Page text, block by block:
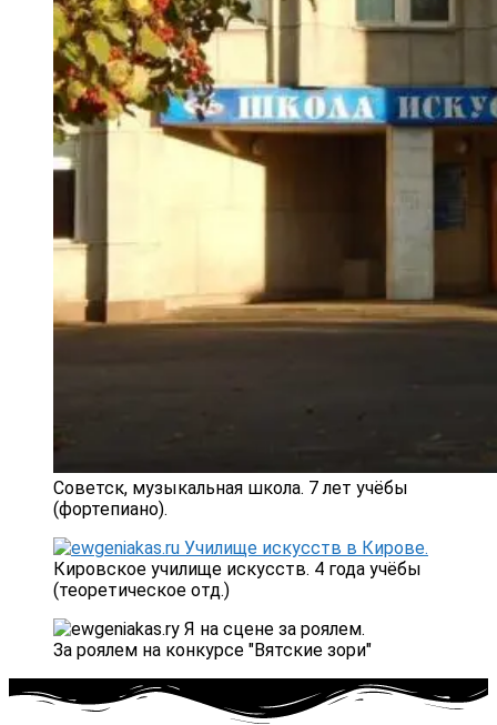
Советск, музыкальная школа. 7 лет учёбы
(фортепиано).
Кировское училище искусств. 4 года учёбы
(теоретическое отд.)
За роялем на конкурсе "Вятские зори"